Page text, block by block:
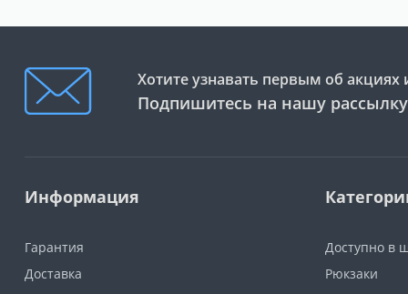
Хотите узнавать первым об акциях
Подпишитесь на нашу рассылку
Информация
Гарантия
Доставка
Доступно в
Рюкзаки